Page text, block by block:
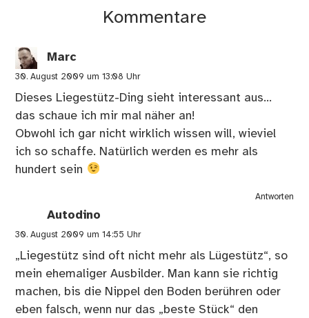
Kommentare
Marc
30. August 2009 um 13:08 Uhr
Dieses Liegestütz-Ding sieht interessant aus…
das schaue ich mir mal näher an!
Obwohl ich gar nicht wirklich wissen will, wieviel
ich so schaffe. Natürlich werden es mehr als
hundert sein
Antworten
Autodino
30. August 2009 um 14:55 Uhr
„Liegestütz sind oft nicht mehr als Lügestütz“, so
mein ehemaliger Ausbilder. Man kann sie richtig
machen, bis die Nippel den Boden berühren oder
eben falsch, wenn nur das „beste Stück“ den